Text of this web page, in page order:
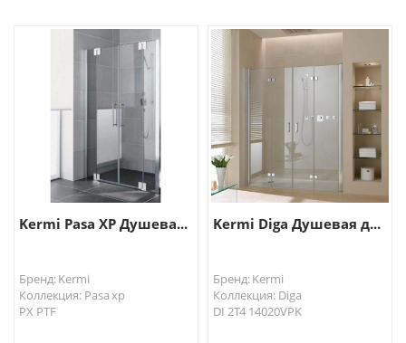
В КОРЗИНУ
Kermi Pasa XP Душева...
Бренд: Kermi
Коллекция: Pasa xp
PX PTF
Kermi Diga Душевая д...
Бренд: Kermi
Коллекция: Diga
DI 2T4 14020VPK